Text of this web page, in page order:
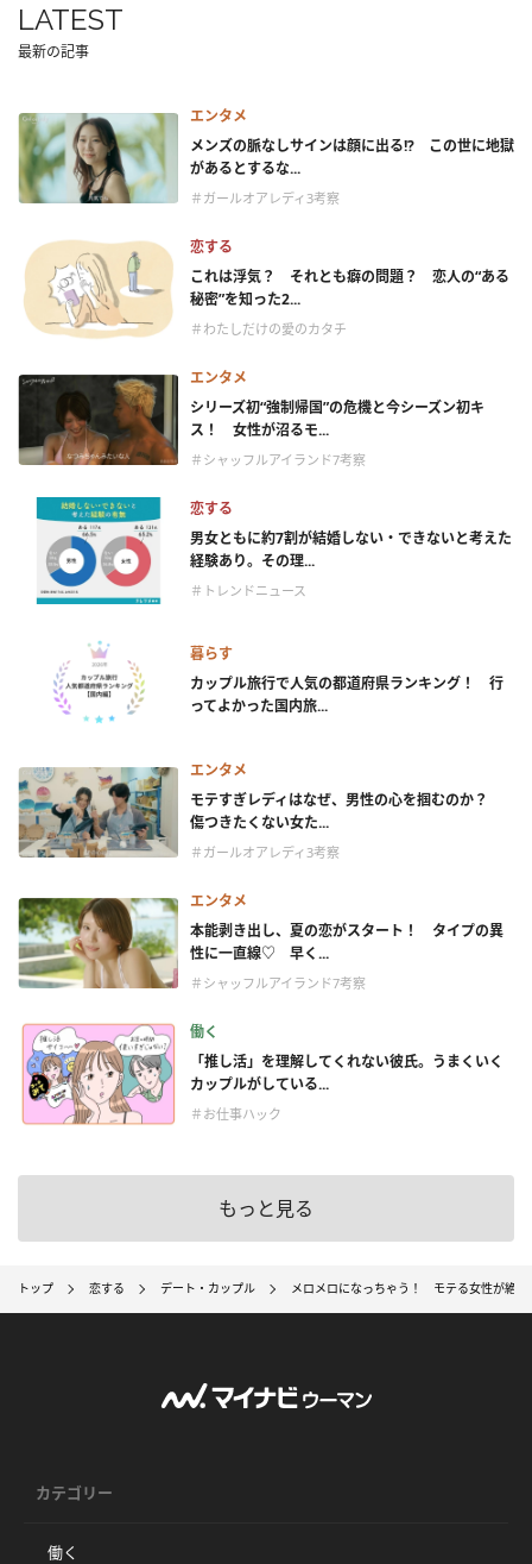
LATEST
最新の記事
エンタメ
メンズの脈なしサインは顔に出る!? この世に地獄
があるとするな...
＃ガールオアレディ3考察
恋する
これは浮気？ それとも癖の問題？ 恋人の“ある
秘密”を知った2...
＃わたしだけの愛のカタチ
エンタメ
シリーズ初“強制帰国”の危機と今シーズン初キ
ス！ 女性が沼るモ...
＃シャッフルアイランド7考察
恋する
男女ともに約7割が結婚しない・できないと考えた
経験あり。その理...
＃トレンドニュース
暮らす
カップル旅行で人気の都道府県ランキング！ 行
ってよかった国内旅...
エンタメ
モテすぎレディはなぜ、男性の心を掴むのか？
傷つきたくない女た...
＃ガールオアレディ3考察
エンタメ
本能剥き出し、夏の恋がスタート！ タイプの異
性に一直線♡ 早く...
＃シャッフルアイランド7考察
働く
「推し活」を理解してくれない彼氏。うまくいく
カップルがしている...
＃お仕事ハック
もっと見る
トップ 恋する デート・カップル メロメロになっちゃう！ モテる女性が絶対
カテゴリー
働く